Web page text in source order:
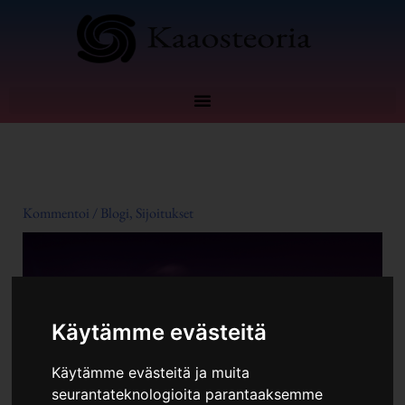
Käytämme evästeitä
Käytämme evästeitä ja muita
seurantateknologioita parantaaksemme
Kommentoi / Blogi, Sijoitukset